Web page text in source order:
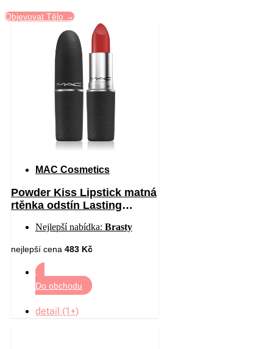
Objevovat Tělo →
MAC Cosmetics
Powder Kiss Lipstick matná
rtěnka odstín Lasting
Nejlepší nabídka: Brasty
nejlepší cena 483 Kč
Do obchodu
detail (1+)